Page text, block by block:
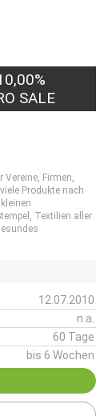
SALE
Vereine, Firmen,
Produkte nach
Textilien aller
12.07.2010
n.a.
60 Tage
bis 6 Wochen